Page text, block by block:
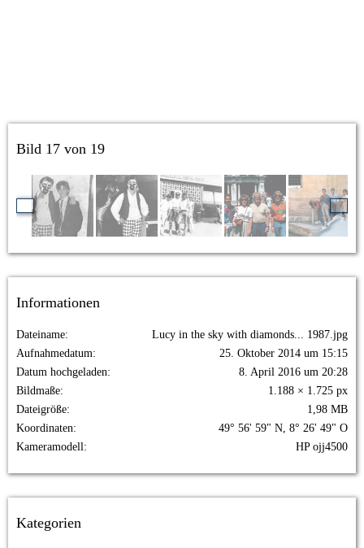
Bild 17 von 19
Informationen
Dateiname
Lucy in the sky with diamonds... 1987.jpg
Aufnahmedatum
25. Oktober 2014 um 15:15
Datum hochgeladen
8. April 2016 um 20:28
Bildmaße
1.188 × 1.725 px
Dateigröße
1,98 MB
Koordinaten
49° 56' 59" N, 8° 26' 49" O
Kameramodell
HP ojj4500
Kategorien